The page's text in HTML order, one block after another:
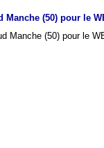
(50) pour le